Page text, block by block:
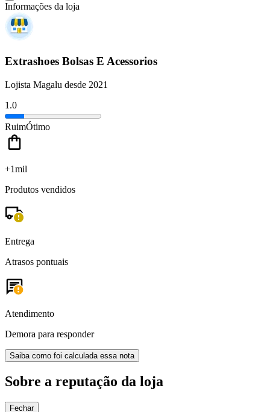
Informações da loja
Extrashoes Bolsas E Acessorios
Lojista Magalu desde 2021
1.0
RuimÓtimo
+1mil
Produtos vendidos
Entrega
Atrasos pontuais
Atendimento
Demora para responder
Saiba como foi calculada essa nota
Sobre a reputação da loja
Fechar